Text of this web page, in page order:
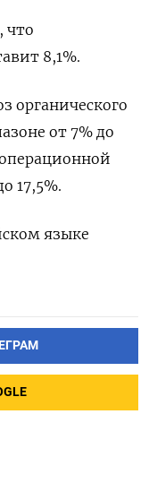
что
8,1%.
органического
от 7% до
17,5%.
языке